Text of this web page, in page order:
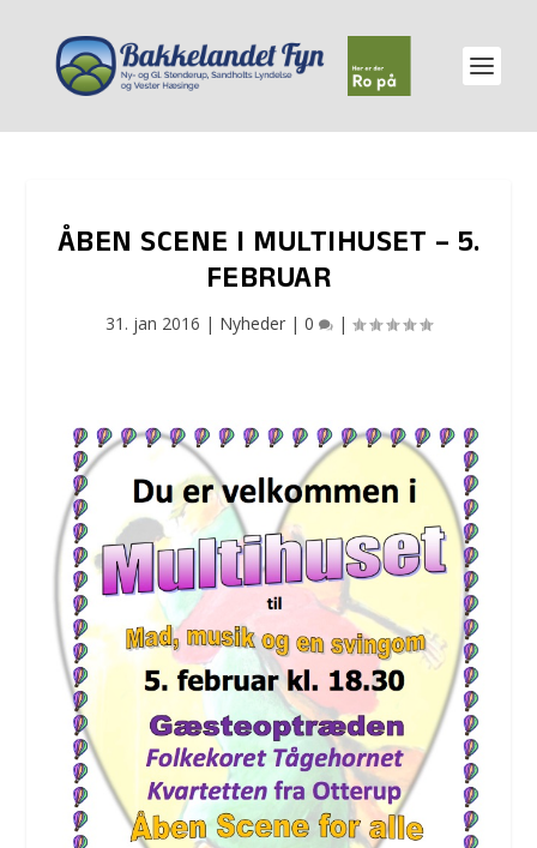
ÅBEN SCENE I MULTIHUSET – 5.
FEBRUAR
31. jan 2016 | Nyheder | 0 |